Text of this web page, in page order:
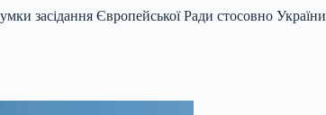
засідання Європейської Ради стосовно України